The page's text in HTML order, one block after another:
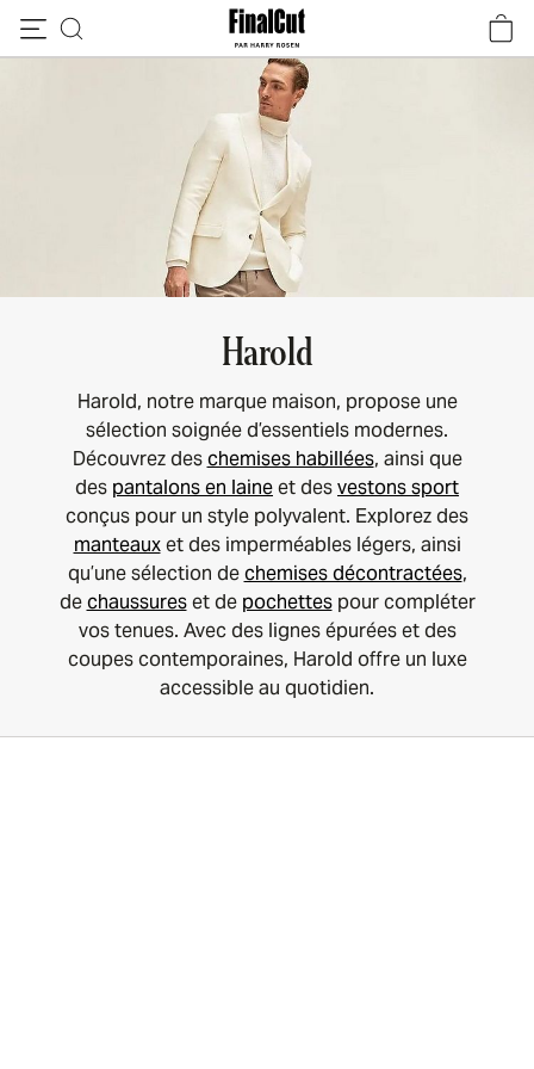
Harold
Harold, notre marque maison, propose une
sélection soignée d’essentiels modernes.
Découvrez deschemises habillées, ainsi que
des pantalons en laineet desvestons sport
conçus pour un style polyvalent. Explorez des
manteauxet des imperméables légers, ainsi
qu’une sélection dechemises décontractées,
dechaussureset de pochettespour compléter
vos tenues. Avec des lignes épurées et des
coupes contemporaines, Harold offre un luxe
accessible au quotidien.